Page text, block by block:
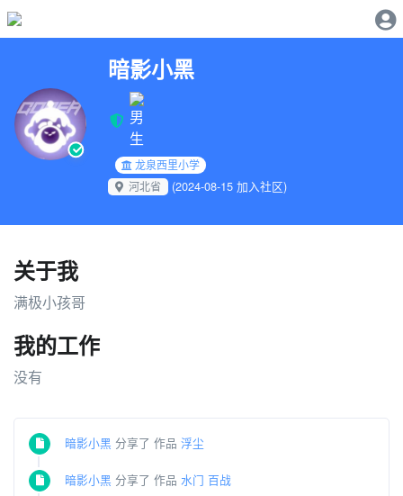
暗影小黑
龙泉西里小学
河北省
(2024-08-15 加入社区)
关于我
满极小孩哥
我的工作
没有
暗影小黑 分享了 作品 浮尘
暗影小黑 分享了 作品 水门 百战